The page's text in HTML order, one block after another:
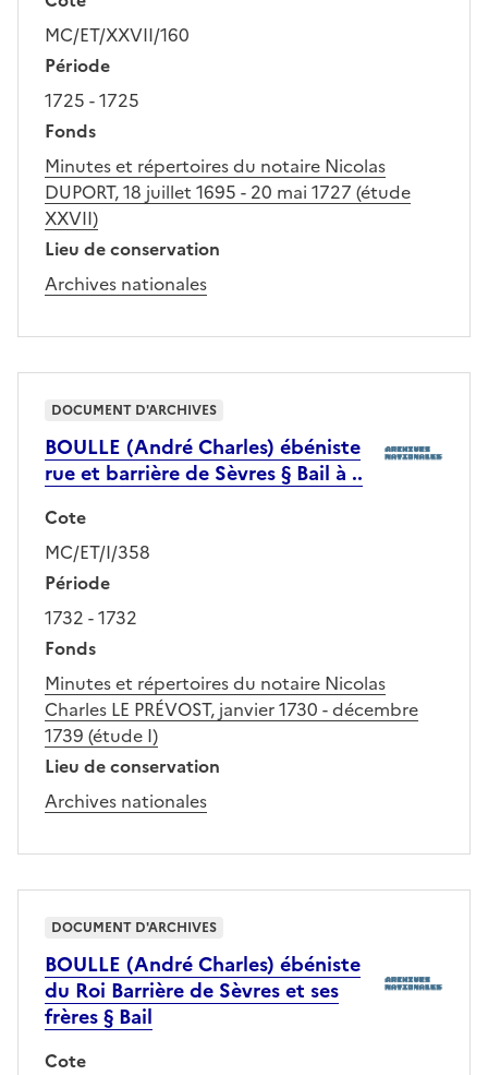
MC/ET/XXVII/160
Période
1725 - 1725
Fonds
Minutes et répertoires du notaire Nicolas
DUPORT, 18 juillet 1695 - 20 mai 1727 (étude
XXVII)
Lieu de conservation
Archives nationales
BOULLE (André Charles) ébéniste
rue et barrière de Sèvres § Bail à ..
Cote
MC/ET/I/358
Période
1732 - 1732
Fonds
Minutes et répertoires du notaire Nicolas
Charles LE PRÉVOST, janvier 1730 - décembre
1739 (étude I)
Lieu de conservation
Archives nationales
DOCUMENT D'ARCHIVES
BOULLE (André Charles) ébéniste
du Roi Barrière de Sèvres et ses
frères § Bail
Cote
DOCUMENT D'ARCHIVES